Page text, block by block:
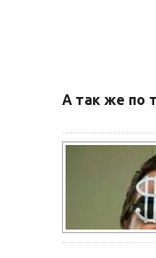
А так же по